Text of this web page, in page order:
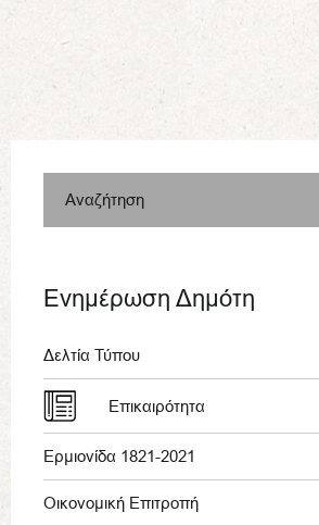
Αναζήτηση
Ενημέρωση Δημότη
Δελτία Τύπου
Επικαιρότητα
Ερμιονίδα 1821-2021
Οικονομική Επιτροπή